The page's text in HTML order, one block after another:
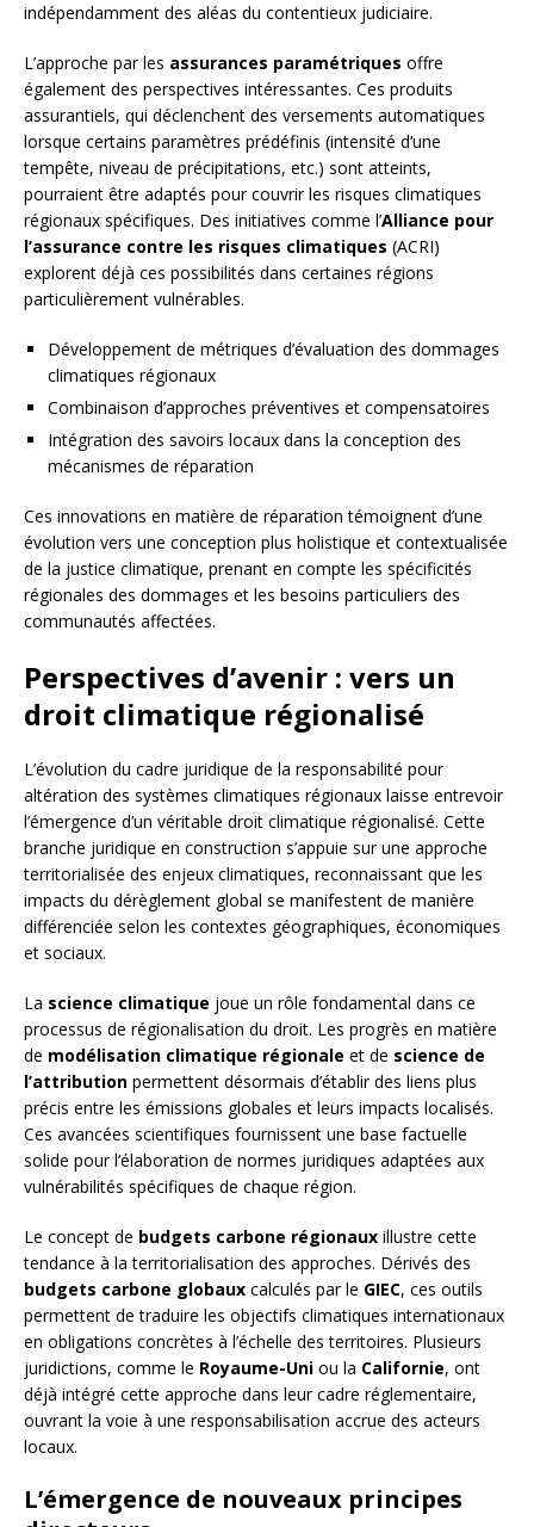
indépendamment des aléas du contentieux judiciaire.
L’approche par les assurances paramétriques offre
également des perspectives intéressantes. Ces produits
assurantiels, qui déclenchent des versements automatiques
lorsque certains paramètres prédéfinis (intensité d’une
tempête, niveau de précipitations, etc.) sont atteints,
pourraient être adaptés pour couvrir les risques climatiques
régionaux spécifiques. Des initiatives comme l’Alliance pour
l’assurance contre les risques climatiques (ACRI)
explorent déjà ces possibilités dans certaines régions
particulièrement vulnérables.
Développement de métriques d’évaluation des dommages
climatiques régionaux
Combinaison d’approches préventives et compensatoires
Intégration des savoirs locaux dans la conception des
mécanismes de réparation
Ces innovations en matière de réparation témoignent d’une
évolution vers une conception plus holistique et contextualisée
de la justice climatique, prenant en compte les spécificités
régionales des dommages et les besoins particuliers des
communautés affectées.
Perspectives d’avenir : vers un
droit climatique régionalisé
L’évolution du cadre juridique de la responsabilité pour
altération des systèmes climatiques régionaux laisse entrevoir
l’émergence d’un véritable droit climatique régionalisé. Cette
branche juridique en construction s’appuie sur une approche
territorialisée des enjeux climatiques, reconnaissant que les
impacts du dérèglement global se manifestent de manière
différenciée selon les contextes géographiques, économiques
et sociaux.
La science climatique joue un rôle fondamental dans ce
processus de régionalisation du droit. Les progrès en matière
de modélisation climatique régionale et de science de
l’attribution permettent désormais d’établir des liens plus
précis entre les émissions globales et leurs impacts localisés.
Ces avancées scientifiques fournissent une base factuelle
solide pour l’élaboration de normes juridiques adaptées aux
vulnérabilités spécifiques de chaque région.
Le concept de budgets carbone régionaux illustre cette
tendance à la territorialisation des approches. Dérivés des
budgets carbone globaux calculés par le GIEC, ces outils
permettent de traduire les objectifs climatiques internationaux
en obligations concrètes à l’échelle des territoires. Plusieurs
juridictions, comme le Royaume-Uni ou la Californie, ont
déjà intégré cette approche dans leur cadre réglementaire,
ouvrant la voie à une responsabilisation accrue des acteurs
locaux.
L’émergence de nouveaux principes